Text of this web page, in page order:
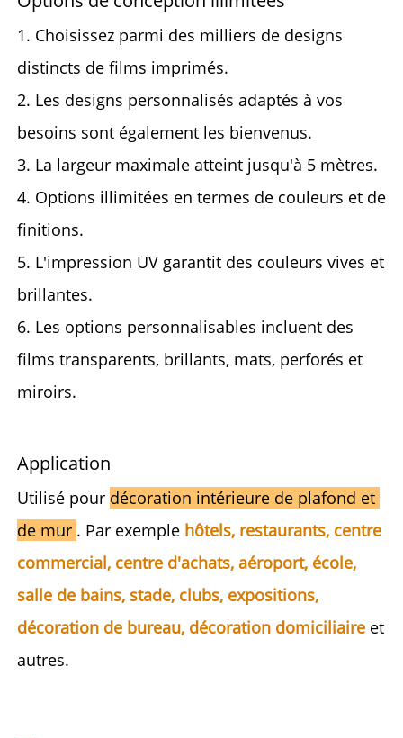
1. Choisissez parmi des milliers de designs
distincts de films imprimés.
2. Les designs personnalisés adaptés à vos
besoins sont également les bienvenus.
3. La largeur maximale atteint jusqu'à 5 mètres.
4. Options illimitées en termes de couleurs et de
finitions.
5. L'impression UV garantit des couleurs vives et
brillantes.
6. Les options personnalisables incluent des
films transparents, brillants, mats, perforés et
miroirs.
Application
Utilisé pour décoration intérieure de plafond et
de mur . Par exemple hôtels, restaurants, centre
commercial, centre d'achats, aéroport, école,
salle de bains, stade, clubs, expositions,
décoration de bureau, décoration domiciliaire et
autres.